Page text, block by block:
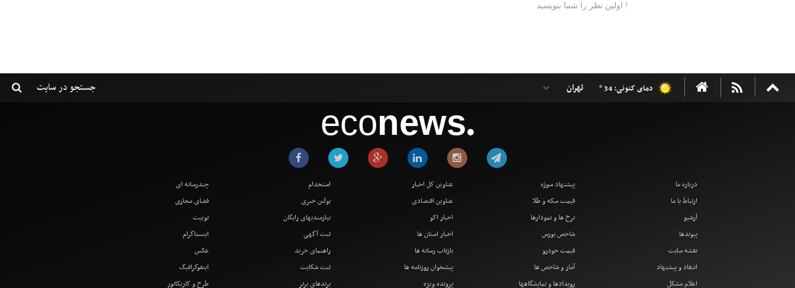
دمای کنونی: 34 °
econews●
درباره ما
ارتباط با ما
آرشیو
پیوندها
نقشه سایت
انتقاد و پیشنهاد
اعلام مشکل
پیشنهاد سوژه
قیمت سکه و طلا
نرخ ها و نمودارها
شاخص بورس
قیمت خودرو
آمار و شاخص ها
رویدادها و نمایشگاهها
عناوین کل اخبار
عناوین اقتصادی
اخبار اکو
اخبار استان ها
بازتاب رسانه ها
پیشخوان روزنامه ها
پرونده ویژه
استخدام
بولتن خبری
نیازمندیهای رایگان
ثبت آگهی
راهنمای خرید
ثبت شکایت
برندهای برتر
چندرسانه ای
فضای مجازی
توییت
اینستاگرام
عکس
اینفوگرافیگ
طرح و کاریکاتور